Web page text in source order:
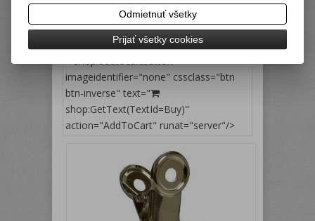
Vaša cena bez DPH:0,50 EUR
Vaša cena s DPH:
imageidentifier="none" cssclass="btn
btn-inverse" text="
shop:GetText(TextId=Buy)"
action="AddToCart" runat="server"/>
Odmietnuť všetky
Prijať všetky cookies